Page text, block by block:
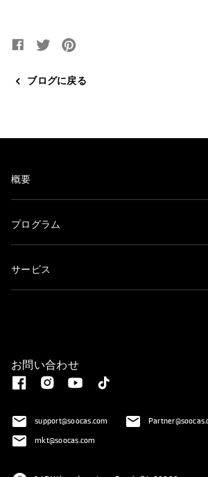
Facebookでシェア
新しいウィンドウで開きます。
Twitterでツイート
新しいウィンドウで開きます。
Pinterestでピンする
新しいウィンドウで開きます。
ブログに戻る
概要
プログラム
サービス
お問い合わせ
support@soocas.com
mkt@soocas.com